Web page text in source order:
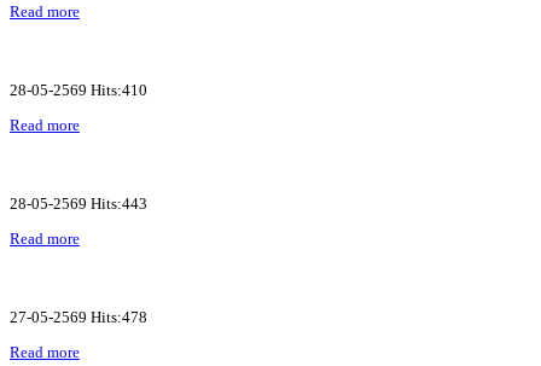
Read more
28-05-2569 Hits:410
Read more
28-05-2569 Hits:443
Read more
27-05-2569 Hits:478
Read more